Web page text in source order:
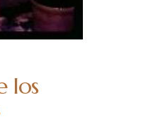
los